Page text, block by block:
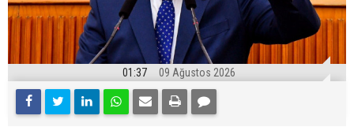
01:37 09 Ağustos 2026